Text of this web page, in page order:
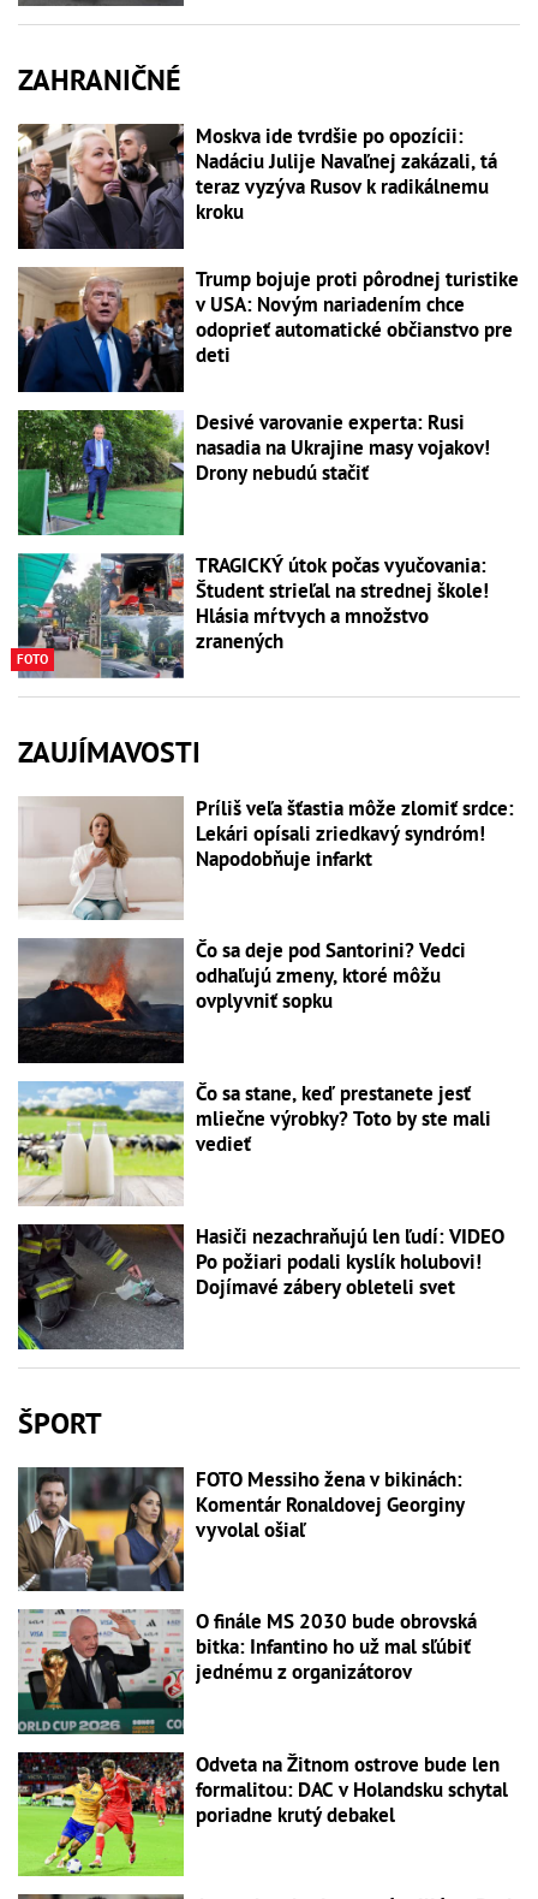
ZAHRANIČNÉ
Moskva ide tvrdšie po opozícii:
Nadáciu Julije Navaľnej zakázali, tá
teraz vyzýva Rusov k radikálnemu
kroku
Trump bojuje proti pôrodnej turistike
v USA: Novým nariadením chce
odoprieť automatické občianstvo pre
deti
Desivé varovanie experta: Rusi
nasadia na Ukrajine masy vojakov!
Drony nebudú stačiť
FOTO
TRAGICKÝ útok počas vyučovania:
Študent strieľal na strednej škole!
Hlásia mŕtvych a množstvo
zranených
ZAUJÍMAVOSTI
Príliš veľa šťastia môže zlomiť srdce:
Lekári opísali zriedkavý syndróm!
Napodobňuje infarkt
Čo sa deje pod Santorini? Vedci
odhaľujú zmeny, ktoré môžu
ovplyvniť sopku
Čo sa stane, keď prestanete jesť
mliečne výrobky? Toto by ste mali
vedieť
Hasiči nezachraňujú len ľudí: VIDEO
Po požiari podali kyslík holubovi!
Dojímavé zábery obleteli svet
ŠPORT
FOTO Messiho žena v bikinách:
Komentár Ronaldovej Georginy
vyvolal ošiaľ
O finále MS 2030 bude obrovská
bitka: Infantino ho už mal sľúbiť
jednému z organizátorov
Odveta na Žitnom ostrove bude len
formalitou: DAC v Holandsku schytal
poriadne krutý debakel